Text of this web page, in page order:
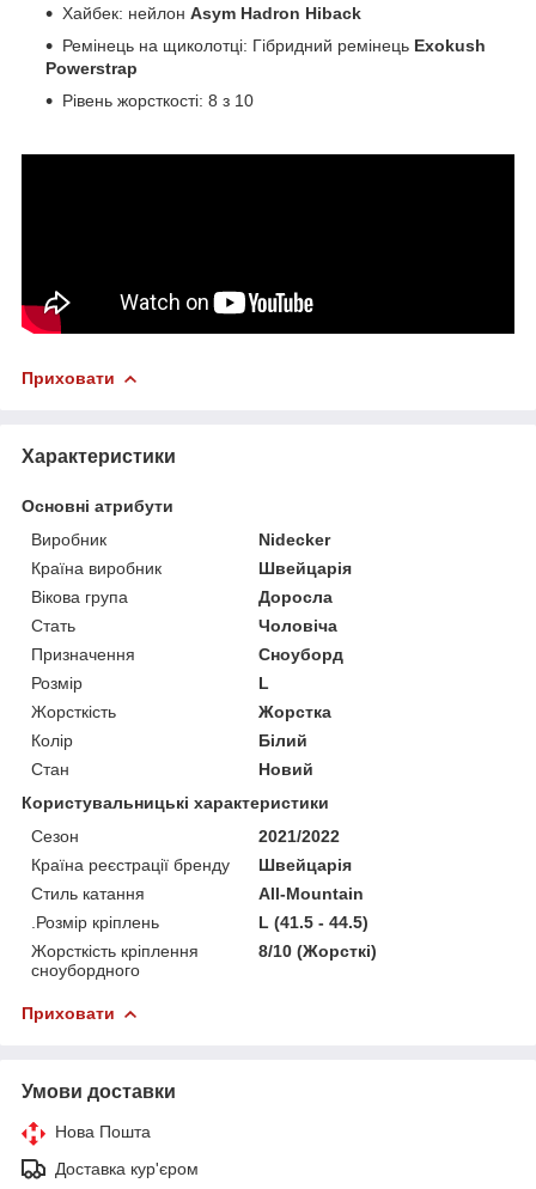
Хайбек: нейлон Asym Hadron Hiback
Ремінець на щиколотці: Гібридний ремінець Exokush
Powerstrap
Рівень жорсткості: 8 з 10
Приховати
Характеристики
Основні атрибути
Виробник
Nidecker
Країна виробник
Швейцарія
Вікова група
Доросла
Стать
Чоловіча
Призначення
Сноуборд
Розмір
L
Жорсткість
Жорстка
Колір
Білий
Стан
Новий
Користувальницькі характеристики
Сезон
2021/2022
Країна реєстрації бренду
Швейцарія
Стиль катання
All-Mountain
.Розмір кріплень
L (41.5 - 44.5)
Жорсткість кріплення
сноубордного
8/10 (Жорсткі)
Приховати
Умови доставки
Нова Пошта
Доставка кур'єром